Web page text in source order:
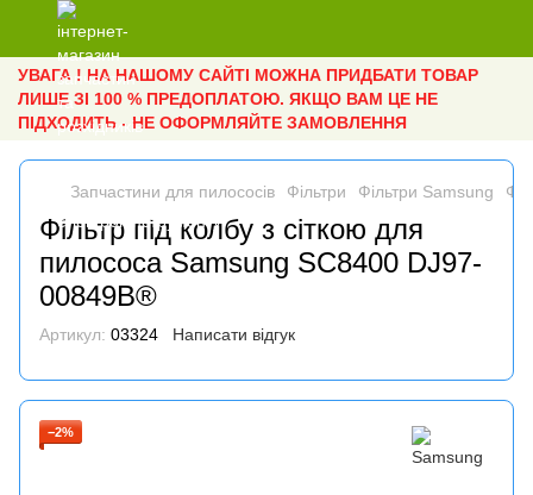
УВАГА ! НА НАШОМУ САЙТІ МОЖНА ПРИДБАТИ ТОВАР
ЛИШЕ ЗІ 100 % ПРЕДОПЛАТОЮ. ЯКЩО ВАМ ЦЕ НЕ
ПІДХОДИТЬ - НЕ ОФОРМЛЯЙТЕ ЗАМОВЛЕННЯ
Запчастини для пилососів Фільтри Фільтри Samsung
Фільтр під колбу з сіткою для
пилососа Samsung SC8400 DJ97-
00849B®
Артикул: 03324 Написати відгук
−2%